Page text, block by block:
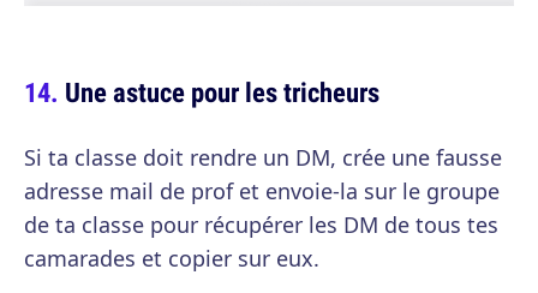
Une astuce pour les tricheurs
Si ta classe doit rendre un DM, crée une fausse
adresse mail de prof et envoie-la sur le groupe
de ta classe pour récupérer les DM de tous tes
camarades et copier sur eux.